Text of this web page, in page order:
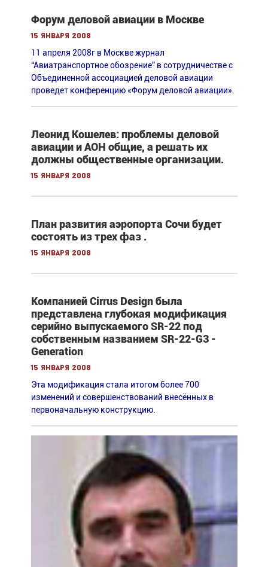
Форум деловой авиации в Москве
15 января 2008
11 апреля 2008г в Москве журнал
“Авиатранспортное обозрение” в сотрудничестве c
Объединенной ассоциацией деловой авиации
проведет конференцию «Форум деловой авиации».
Леонид Кошелев: проблемы деловой
авиации и АОН общие, а решать их
должны общественные организации.
15 января 2008
План развития аэропорта Сочи будет
состоять из трех фаз .
15 января 2008
Компанией Cirrus Design была
представлена глубокая модификация
серийно выпускаемого SR-22 под
собственным названием SR-22-G3 -
Generation
15 января 2008
Эта модификация стала итогом более 700
изменений и совершенствований внесённых в
первоначальную конструкцию.